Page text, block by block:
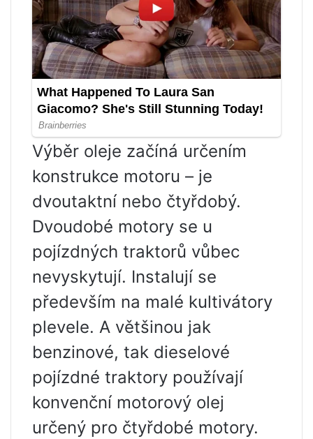
Výběr oleje začíná určením
konstrukce motoru – je
dvoutaktní nebo čtyřdobý.
Dvoudobé motory se u
pojízdných traktorů vůbec
nevyskytují. Instalují se
především na malé kultivátory
plevele. A většinou jak
benzinové, tak dieselové
pojízdné traktory používají
konvenční motorový olej
určený pro čtyřdobé motory.